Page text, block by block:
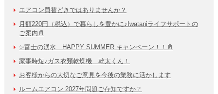
エアコン買替どきではありませんか？
月額220円（税込）で暮らしを豊かに♪Iwataniライフサポートの
ご案内📄
✨富士の湧水 HAPPY SUMMER キャンペーン！！🥛
家事時短♪ガス衣類乾燥機 乾太くん！
お客様からの大切なご意見を今後の業務に活かします
ルームエアコン 2027年問題ご存知ですか？